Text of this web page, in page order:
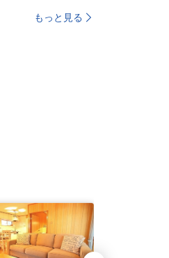
もっと見る